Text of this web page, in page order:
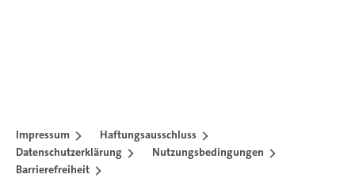
Impressum
Haftungsausschluss
Datenschutzerklärung
Nutzungsbedingungen
Barrierefreiheit